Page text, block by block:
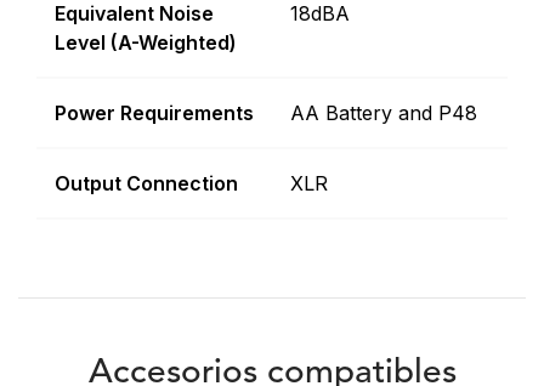
Equivalent Noise
Level (A-Weighted)
18dBA
Power Requirements AA Battery and P48
Output Connection XLR
Accesorios compatibles